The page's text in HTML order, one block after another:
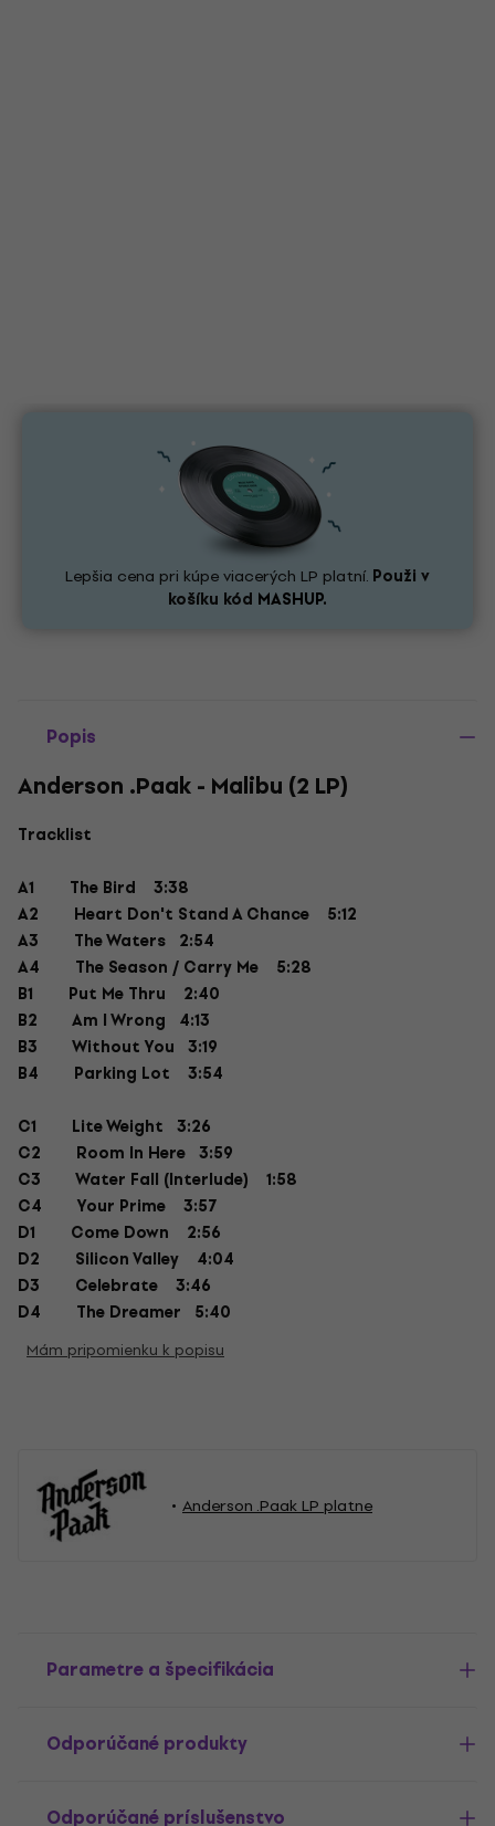
Lepšia cena pri kúpe viacerých LP platní. Použi v
košíku kód MASHUP.
Popis
Anderson .Paak - Malibu (2 LP)
Tracklist
A1 The Bird
3:38
A2
Heart Don't Stand A Chance
5:12
A3
The Waters 2:54
A4
The Season / Carry Me
5:28
B1
Put Me Thru
2:40
B2
Am I Wrong 4:13
B3
Without You 3:19
B4
Parking Lot 3:54
C1
Lite Weight 3:26
C2
Room In Here 3:59
C3
Water Fall (Interlude)
1:58
C4
Your Prime
3:57
D1
Come Down
2:56
D2
Silicon Valley
4:04
D3
Celebrate
3:46
D4
The Dreamer 5:40
Mám pripomienku k popisu
Anderson .Paak LP platne
Parametre a špecifikácia
Odporúčané produkty
Odporúčané príslušenstvo